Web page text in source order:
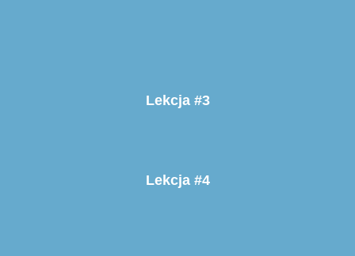
Lekcja #3
Lekcja #4